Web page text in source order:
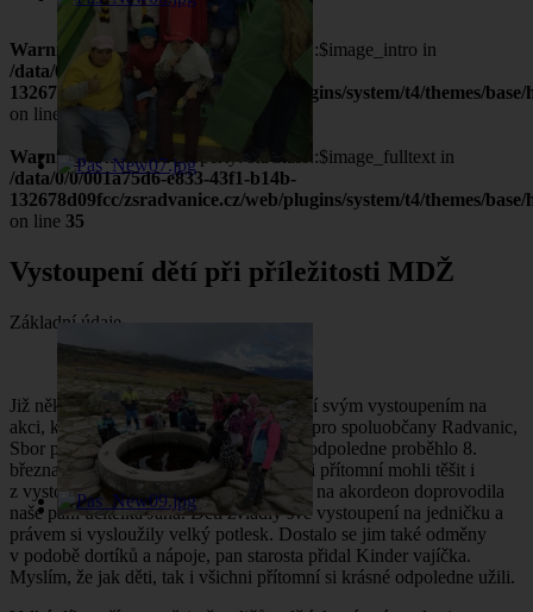
Warning
: Undefined property: stdClass::$image_intro in
/data/0/0/001a75d6-e833-43f1-b14b-
132678d09fcc/zsradvanice.cz/web/plugins/system/t4/themes/
on line 35
Warning: Undefined property: stdClass::$image_fulltext in
/data/0/0/001a75d6-e833-43f1-b14b-
132678d09fcc/zsradvanice.cz/web/plugins/system/t4/themes/
on line 35
Vystoupení dětí při příležitosti MDŽ
Základní údaje
ByLada Výrostková
10. březen 2025
Již několikátým rokem se naše děti podílí svým vystoupením na
akci, kterou pořádá místní spolek, nejen pro spoluobčany Radvanic,
Sbor pro občanské záležitosti. Hudební odpoledne proběhlo 8.
března v klubu důchodců, kde se všichni přítomní mohli těšit i
z vystoupení dětí z mateřské školy, které na akordeon doprovodila
naše paní učitelka Jana. Děti zvládly své vystoupení na jedničku a
právem si vysloužily velký potlesk. Dostalo se jim také odměny
v podobě dortíků a nápoje, pan starosta přidal Kinder vajíčka.
Myslím, že jak děti, tak i všichni přítomní si krásné odpoledne užili.